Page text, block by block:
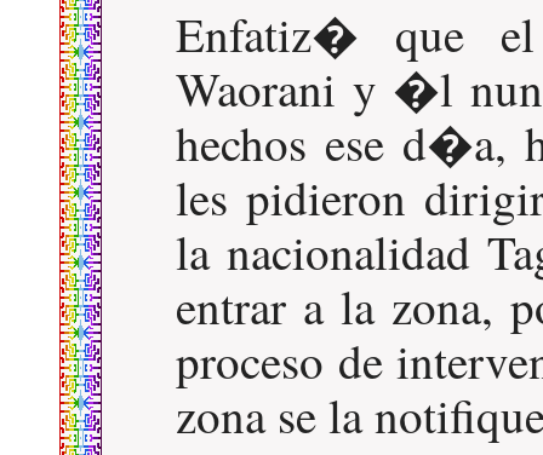
Enfatiz� que el
Waorani y �l
hechos ese d�a,
les pidieron
la nacionalidad
entrar a la zona,
proceso de
zona se la